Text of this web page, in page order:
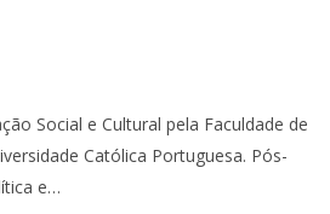
Social e Cultural pela Faculdade de
Católica Portuguesa. Pós-
e